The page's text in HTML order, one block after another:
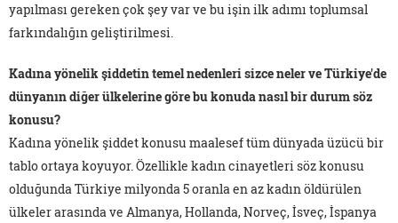
yapılması gereken çok şey var ve bu işin ilk adımı toplumsal
farkındalığın geliştirilmesi.
Kadına yönelik şiddetin temel nedenleri sizce neler ve Türkiye'de
dünyanın diğer ülkelerine göre bu konuda nasıl bir durum söz
konusu?
Kadına yönelik şiddet konusu maalesef tüm dünyada üzücü bir
tablo ortaya koyuyor. Özellikle kadın cinayetleri söz konusu
olduğunda Türkiye milyonda 5 oranla en az kadın öldürülen
ülkeler arasında ve Almanya, Hollanda, Norveç, İsveç, İspanya